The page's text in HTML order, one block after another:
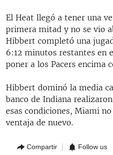
El Heat llegó a tener una
primera mitad y no se vio
Hibbert completó una
6:12 minutos restantes en
poner a los Pacers encima
Hibbert dominó la media
banco de Indiana
esas condiciones, Miami
ventaja de nuevo.
Compartir Follow us